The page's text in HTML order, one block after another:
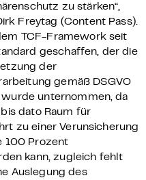
zu stärken“,
Freytag (Content Pass).
TCF-Framework seit
geschaffen, der die
der
gemäß DSGVO
unternommen, da
dato Raum für
zu einer Verunsicherung
100 Prozent
kann, zugleich fehlt
Auslegung des